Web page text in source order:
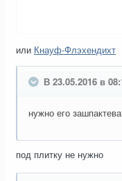
или Кнауф-Флэхендихт
В 23.05.2016 в
нужно его
под плитку не нужно